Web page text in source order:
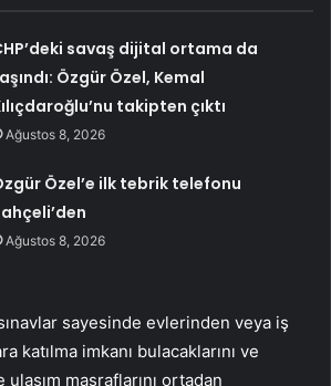
savaş dijital ortama da
Özgür Özel, Kemal
takipten çıktı
Ağustos 8, 2026
Özel’e ilk tebrik telefonu
Ağustos 8, 2026
sayesinde evlerinden veya iş
katılma imkanı bulacaklarını ve
ulaşım masraflarını ortadan